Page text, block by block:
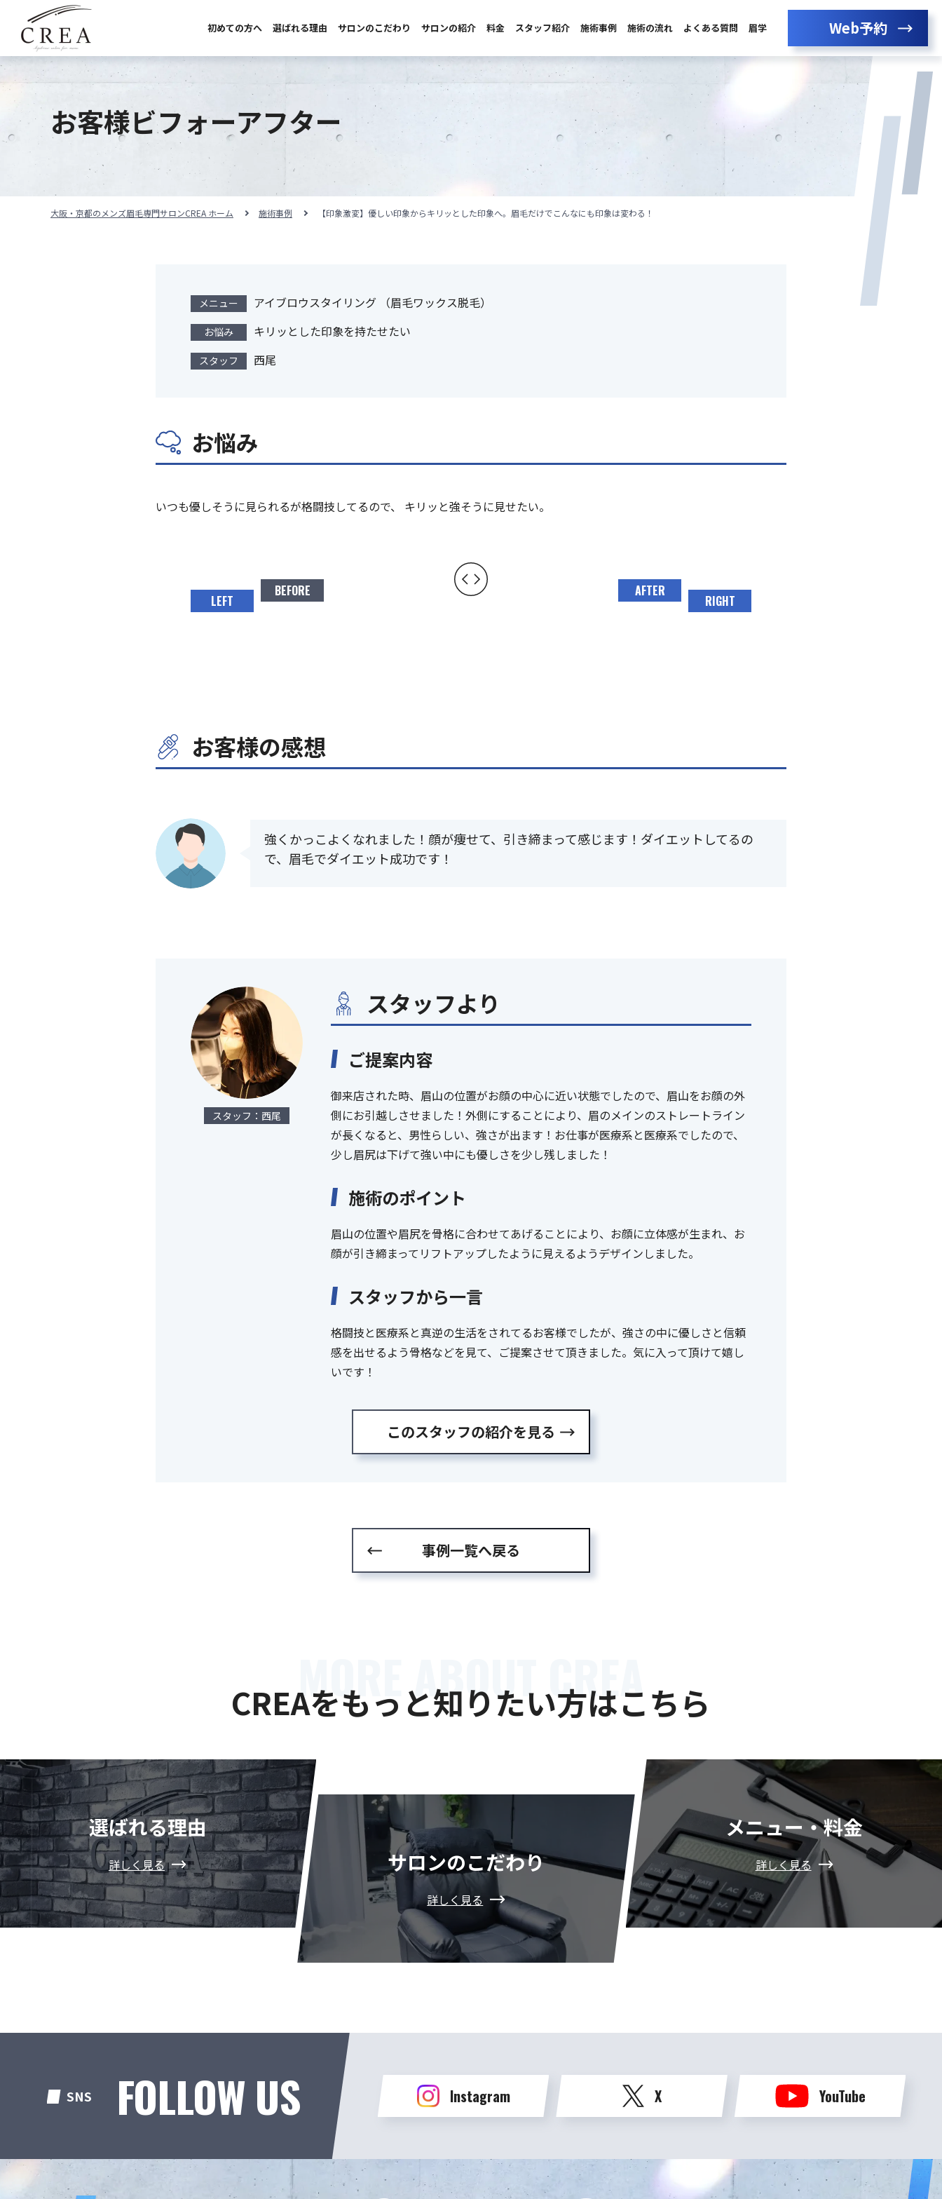
初めての方へ 選ばれる理由 サロンのこだわり サロンの紹介 料金 スタッフ紹介 施術事例 施術の流れ よくある質問 眉学 Web予約
初めての方へ
選ばれる理由
サロンのこだわり
サロンの紹介
料金メニュー
お客様ビフォーアフター
大阪・京都のメンズ眉毛専門サロンCREA ホーム 施術事例 【印象激変】優しい印象からキリッとした印象へ。眉毛だけでこんなにも印象は変わる！
メニュー アイブロウスタイリング （眉毛ワックス脱毛）
お悩み キリッとした印象を持たせたい
スタッフ 西尾
お悩み
いつも優しそうに見られるが格闘技してるので、 キリッと強そうに見せたい。
お客様の感想
強くかっこよくなれました！顔が痩せて、引き締まって感じます！ダイエットしてるの
で、眉毛でダイエット成功です！
スタッフより
スタッフ：西尾
ご提案内容
御来店された時、眉山の位置がお顔の中心に近い状態でしたので、眉山をお顔の外
側にお引越しさせました！外側にすることにより、眉のメインのストレートライン
が長くなると、男性らしい、強さが出ます！お仕事が医療系と医療系でしたので、
少し眉尻は下げて強い中にも優しさを少し残しました！
施術のポイント
眉山の位置や眉尻を骨格に合わせてあげることにより、お顔に立体感が生まれ、お
顔が引き締まってリフトアップしたように見えるようデザインしました。
スタッフから一言
格闘技と医療系と真逆の生活をされてるお客様でしたが、強さの中に優しさと信頼
感を出せるよう骨格などを見て、ご提案させて頂きました。気に入って頂けて嬉し
いです！
このスタッフの紹介を見る
事例一覧へ戻る
MORE ABOUT CREA
CREAをもっと知りたい方はこちら
選ばれる理由
詳しく見る サロンのこだわり
詳しく見る
メニュー・料金
詳しく見る
SNS FOLLOW US Instagram X YouTube